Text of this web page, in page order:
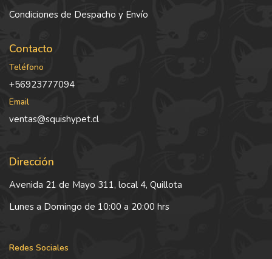
Condiciones de Despacho y Envío
Contacto
Teléfono
+56923777094
Email
ventas@squishypet.cl
Dirección
Avenida 21 de Mayo 311, local 4, Quillota
Lunes a Domingo de 10:00 a 20:00 hrs
Redes Sociales